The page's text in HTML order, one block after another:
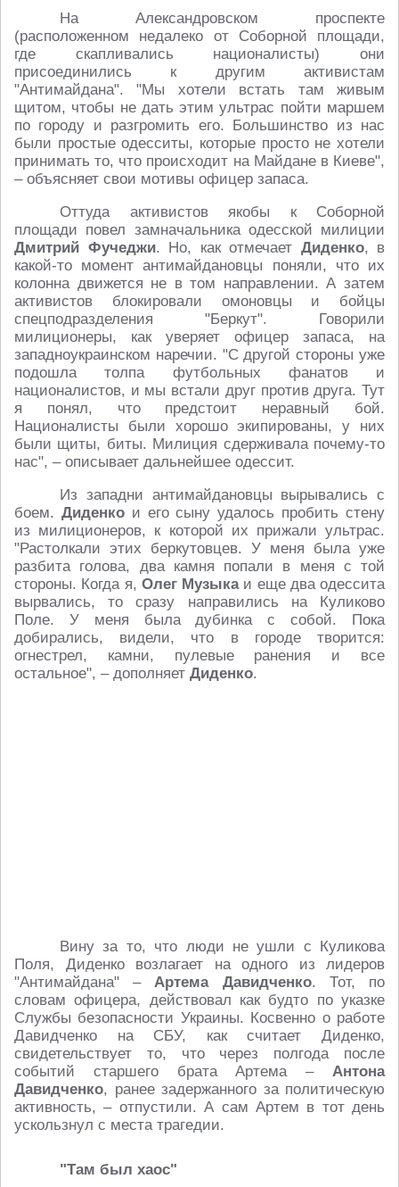
На Александровском проспекте
(расположенном недалеко от Соборной площади,
где скапливались националисты) они
присоединились к другим активистам
"Антимайдана". "Мы хотели встать там живым
щитом, чтобы не дать этим ультрас пойти маршем
по городу и разгромить его. Большинство из нас
были простые одесситы, которые просто не хотели
принимать то, что происходит на Майдане в Киеве",
– объясняет свои мотивы офицер запаса.
Оттуда активистов якобы к Соборной
площади повел замначальника одесской милиции
Дмитрий Фучеджи. Но, как отмечает Диденко, в
какой-то момент антимайдановцы поняли, что их
колонна движется не в том направлении. А затем
активистов блокировали омоновцы и бойцы
спецподразделения "Беркут". Говорили
милиционеры, как уверяет офицер запаса, на
западноукраинском наречии. "С другой стороны уже
подошла толпа футбольных фанатов и
националистов, и мы встали друг против друга. Тут
я понял, что предстоит неравный бой.
Националисты были хорошо экипированы, у них
были щиты, биты. Милиция сдерживала почему-то
нас", – описывает дальнейшее одессит.
Из западни антимайдановцы вырывались с
боем. Диденко и его сыну удалось пробить стену
из милиционеров, к которой их прижали ультрас.
"Растолкали этих беркутовцев. У меня была уже
разбита голова, два камня попали в меня с той
стороны. Когда я, Олег Музыкаи еще два одессита
вырвались, то сразу направились на Куликово
Поле. У меня была дубинка с собой. Пока
добирались, видели, что в городе творится:
огнестрел, камни, пулевые ранения и все
остальное", – дополняет Диденко.
Вину за то, что люди не ушли с Куликова
Поля, Диденко возлагает на одного из лидеров
"Антимайдана" –Артема Давидченко. Тот, по
словам офицера, действовал как будто по указке
Службы безопасности Украины. Косвенно о работе
Давидченко на СБУ, как считает Диденко,
свидетельствует то, что через полгода после
событий старшего брата Артема – Антона
Давидченко, ранее задержанного за политическую
активность, – отпустили. А сам Артем в тот день
ускользнул с места трагедии.
"Там был хаос"